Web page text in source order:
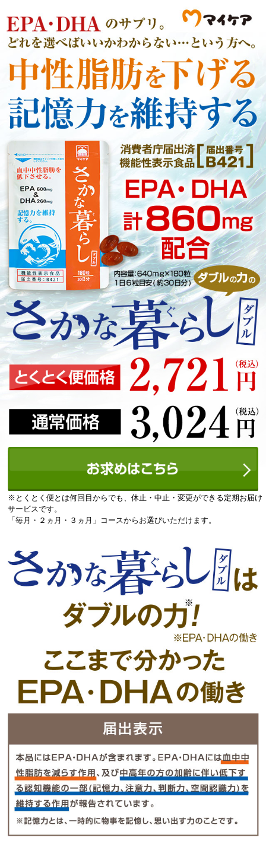
※とくとく便とは何回目からでも、休止・中止・変更ができる定期お届け
サービスです。
「毎月・２ヵ月・３ヵ月」コースからお選びいただけます。